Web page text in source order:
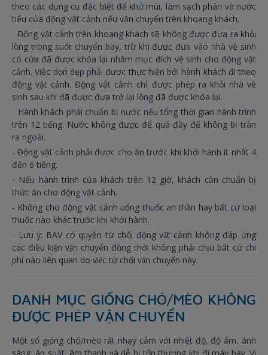
theo các dụng cụ đặc biệt để khử mùi, làm sạch phân và nước
tiểu của động vật cảnh nếu vận chuyển trên khoang khách.
- Động vật cảnh trên khoang khách sẽ không được đưa ra khỏi
lồng trong suốt chuyến bay, trừ khi được đưa vào nhà vệ sinh
có cửa đã được khóa lại nhằm mục đích vệ sinh cho động vật
cảnh. Việc dọn dẹp phải được thực hiện bởi hành khách đi theo
động vật cảnh. Động vật cảnh chỉ được phép ra khỏi nhà vệ
sinh sau khi đã được đưa trở lại lồng đã được khóa lại.
- Hành khách phải chuẩn bị nước nếu tổng thời gian hành trình
trên 12 tiếng. Nước không được để quá đầy để không bị tràn
ra ngoài.
- Động vật cảnh phải được cho ăn trước khi khởi hành ít nhất 4
đến 6 tiếng.
- Nếu hành trình của khách trên 12 giờ, khách cần chuẩn bị
thức ăn cho động vật cảnh.
- Không cho động vật cảnh uống thuốc an thần hay bất cứ loại
thuốc nào khác trước khi khởi hành.
- Lưu ý: BAV có quyền từ chối động vật cảnh không đáp ứng
các điều kiện vận chuyển đồng thời không phải chịu bất cứ chi
phí nào liên quan do việc từ chối vận chuyển này.
DANH MỤC GIỐNG CHÓ/MÈO KHÔNG
ĐƯỢC PHÉP VẬN CHUYỂN
Một số giống chó/mèo rất nhạy cảm với nhiệt độ, độ ẩm, ánh